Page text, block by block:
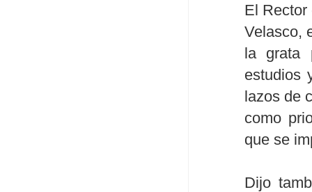
El Rector
Velasco,
la grata
estudios
lazos de
como
que se
Dijo